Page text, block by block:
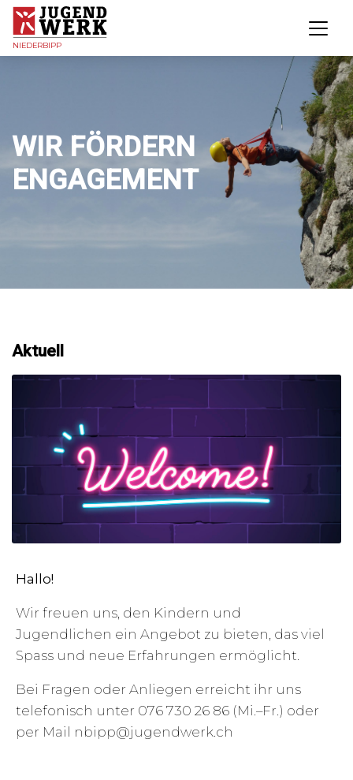
NIEDERBIPP
WIR FÖRDERN
ENGAGEMENT
Aktuell
Hallo!
Wir freuen uns, den Kindern und
Jugendlichen ein Angebot zu bieten, das viel
Spass und neue Erfahrungen ermöglicht.
Bei Fragen oder Anliegen erreicht ihr uns
telefonisch unter 076 730 26 86 (Mi.–Fr.) oder
per Mail nbipp@jugendwerk.ch